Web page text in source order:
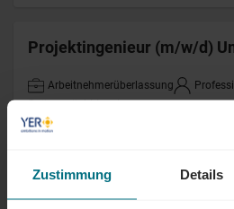
Zustimmung Details
Projektingenieur (m/w/d)
Arbeitnehmerüberlassung
Online seit 4 Monaten
Ingenieur für Umfeldanalysen
Hochspannung/
(m/w/d)